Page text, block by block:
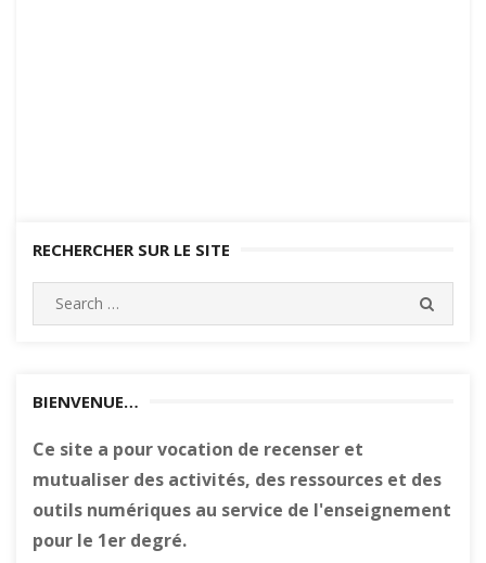
RECHERCHER SUR LE SITE
BIENVENUE…
Ce site a pour vocation de recenser et
mutualiser des activités, des ressources et des
outils numériques au service de l'enseignement
pour le 1er degré.